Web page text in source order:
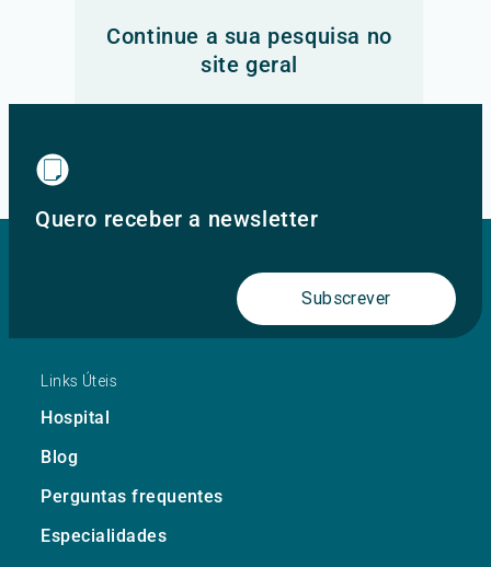
Continue a sua pesquisa no
site geral
Quero receber a newsletter
Subscrever
Links Úteis
Hospital
Blog
Perguntas frequentes
Especialidades